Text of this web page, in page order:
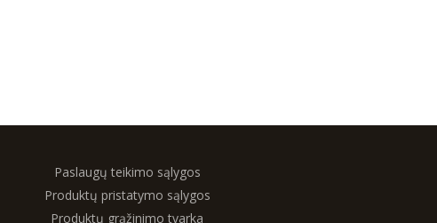
Paslaugų teikimo sąlygos
Produktų pristatymo sąlygos
Produktų grąžinimo tvarka